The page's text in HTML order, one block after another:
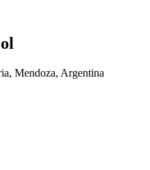
Mendoza, Argentina